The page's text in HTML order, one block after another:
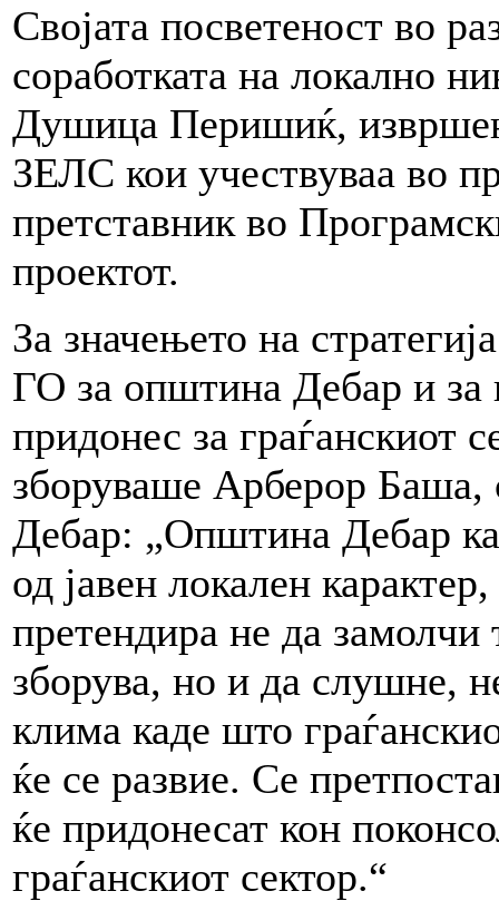
Својата посветеност во
соработката на локално
Душица Перишиќ,
ЗЕЛС кои учествуваа во
претставник во
проектот.
За значењето на
ГО за општина Дебар и за
придонес за граѓанскиот
зборуваше Арберор
Дебар: „Општина Дебар
од јавен локален
претендира не да
зборува, но и да слушне,
клима каде што
ќе се развие. Се
ќе придонесат кон
граѓанскиот сектор.“